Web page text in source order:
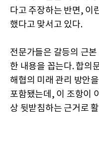
다고 주장하는 반면, 이
했다고 맞서고 있다.
전문가들은 갈등의 근
한 내용을 꼽는다. 합의
해협의 미래 관리 방안
포함됐는데, 이 조항이
상 뒷받침하는 근거로